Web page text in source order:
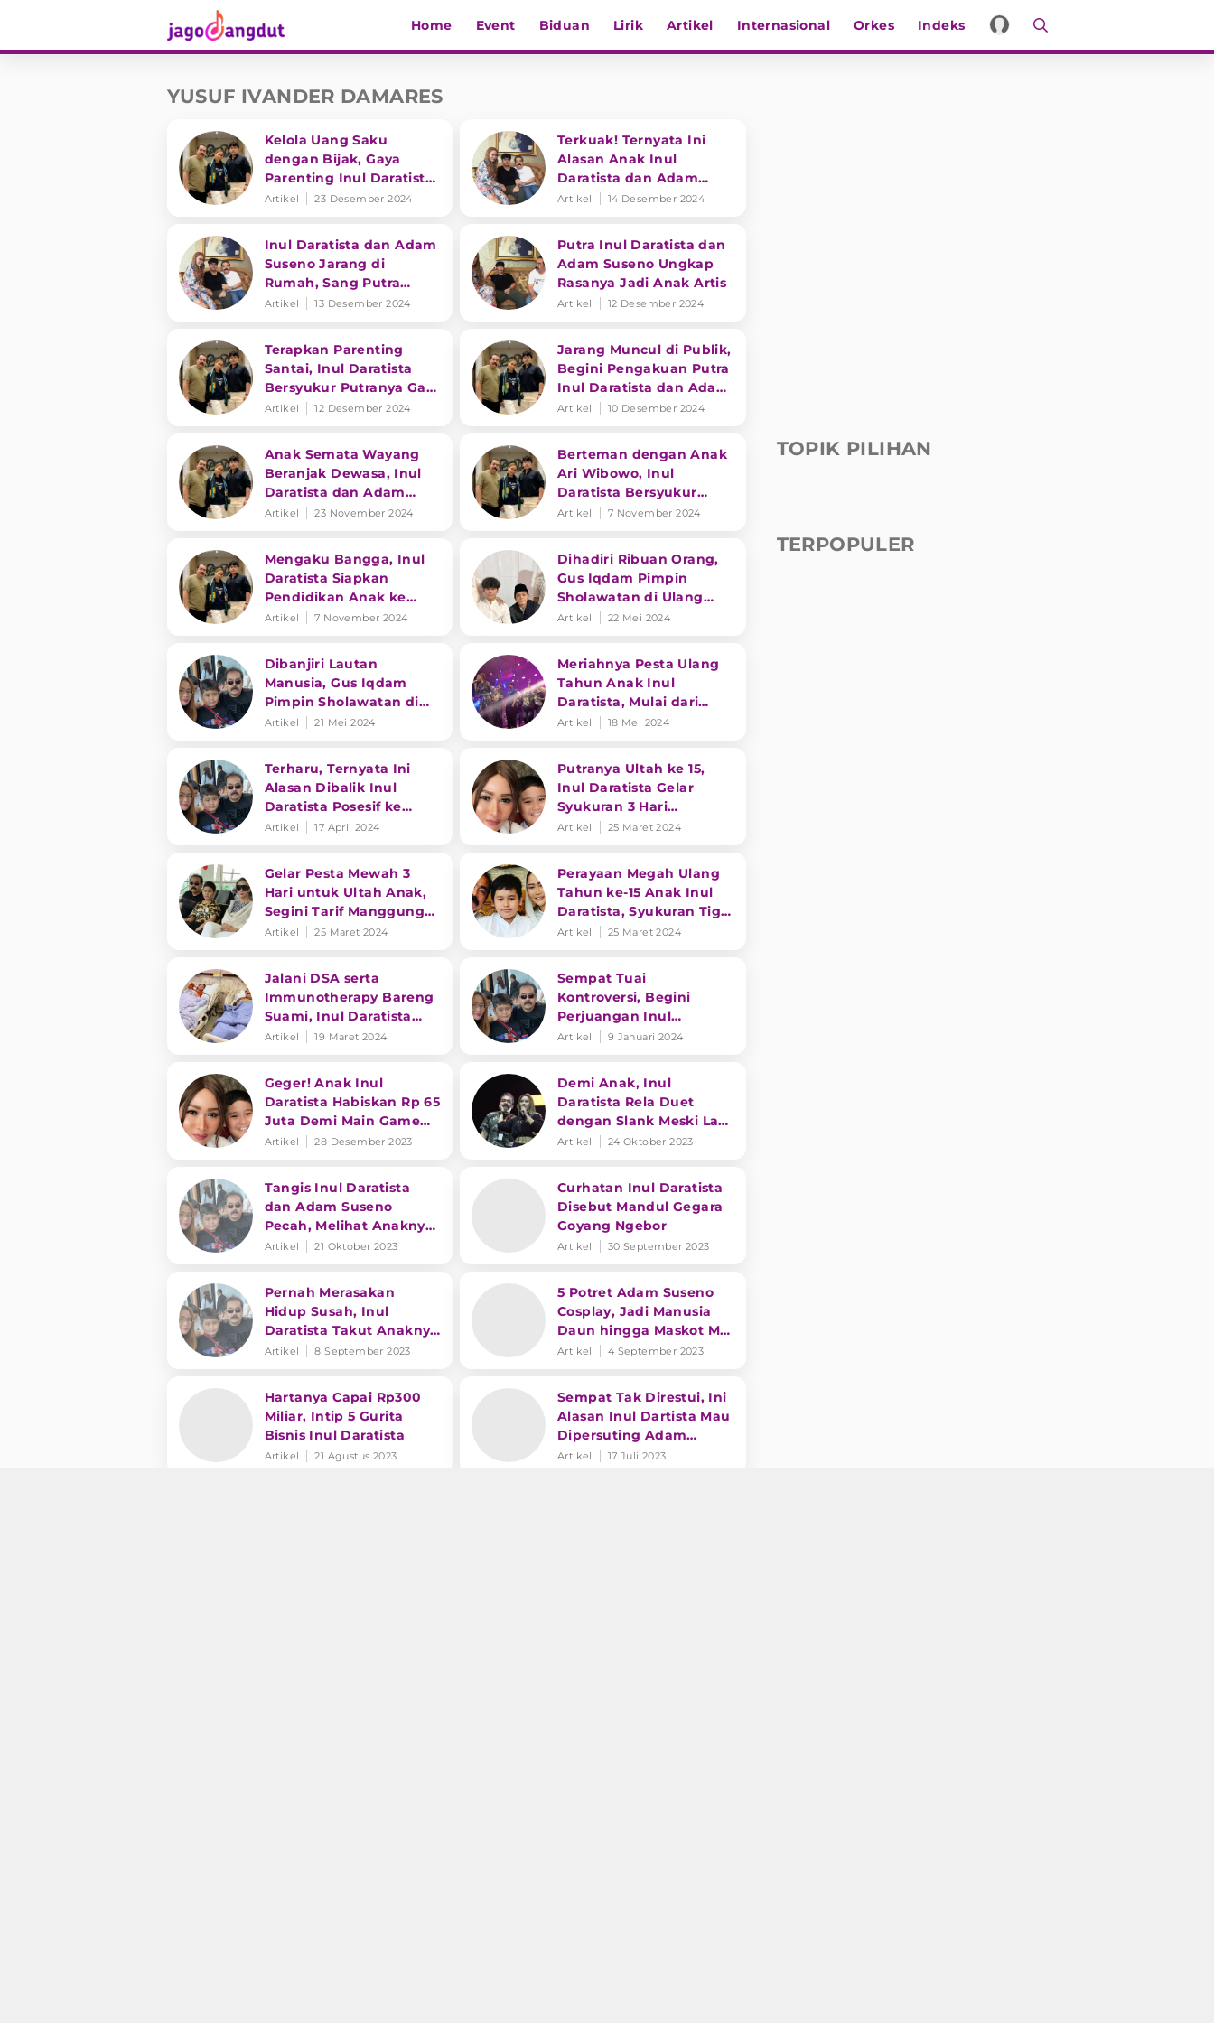
Home Event Biduan Lirik Artikel Internasional Orkes Indeks
YUSUF IVANDER DAMARES
Kelola Uang Saku
dengan Bijak, Gaya
Parenting Inul Daratista
Jadi Sorotan Netizen
Artikel 23 Desember 2024
Terkuak! Ternyata Ini
Alasan Anak Inul
Daratista dan Adam
Suseno Enggan Tampil
Artikel 14 Desember 2024
Inul Daratista dan Adam
Suseno Jarang di
Rumah, Sang Putra
Ungkap Rasa Kangen
Artikel 13 Desember 2024
Putra Inul Daratista dan
Adam Suseno Ungkap
Rasanya Jadi Anak Artis
Artikel 12 Desember 2024
Terapkan Parenting
Santai, Inul Daratista
Bersyukur Putranya Gak
Neko-neko
Artikel 12 Desember 2024
Jarang Muncul di Publik,
Begini Pengakuan Putra
Inul Daratista dan Adam
Suseno
Artikel 10 Desember 2024
Anak Semata Wayang
Beranjak Dewasa, Inul
Daratista dan Adam
Suseno Takutkan Hal Ini
Artikel 23 November 2024
Berteman dengan Anak
Ari Wibowo, Inul
Daratista Bersyukur
Lingkup Pergaulan
Artikel 7 November 2024
Mengaku Bangga, Inul
Daratista Siapkan
Pendidikan Anak ke
Luar Negeri
Artikel 7 November 2024
Dihadiri Ribuan Orang,
Gus Iqdam Pimpin
Sholawatan di Ulang
Tahun Putra Inul
Artikel 22 Mei 2024
Dibanjiri Lautan
Manusia, Gus Iqdam
Pimpin Sholawatan di
Acara Ulang Tahun Anak
Artikel 21 Mei 2024
Meriahnya Pesta Ulang
Tahun Anak Inul
Daratista, Mulai dari
Hiburan Hingga Gelar
Artikel 18 Mei 2024
Terharu, Ternyata Ini
Alasan Dibalik Inul
Daratista Posesif ke
Anak
Artikel 17 April 2024
Putranya Ultah ke 15,
Inul Daratista Gelar
Syukuran 3 Hari
Berturut-turut
Artikel 25 Maret 2024
Gelar Pesta Mewah 3
Hari untuk Ultah Anak,
Segini Tarif Manggung
Inul Daratista
Artikel 25 Maret 2024
Perayaan Megah Ulang
Tahun ke-15 Anak Inul
Daratista, Syukuran Tiga
Hari Penuh Kemeriahan
Artikel 25 Maret 2024
Jalani DSA serta
Immunotherapy Bareng
Suami, Inul Daratista
Ingin Temani Putranya
Artikel 19 Maret 2024
Sempat Tuai
Kontroversi, Begini
Perjuangan Inul
Daratista Untuk Punya
Artikel 9 Januari 2024
Geger! Anak Inul
Daratista Habiskan Rp 65
Juta Demi Main Game
Online, Begini
Artikel 28 Desember 2023
Demi Anak, Inul
Daratista Rela Duet
dengan Slank Meski Lagi
Tidak Enak Badan
Artikel 24 Oktober 2023
Tangis Inul Daratista
dan Adam Suseno
Pecah, Melihat Anaknya
Sudah Semakin Besar
Artikel 21 Oktober 2023
Curhatan Inul Daratista
Disebut Mandul Gegara
Goyang Ngebor
Artikel 30 September 2023
Pernah Merasakan
Hidup Susah, Inul
Daratista Takut Anaknya
Jumawa
Artikel 8 September 2023
5 Potret Adam Suseno
Cosplay, Jadi Manusia
Daun hingga Maskot Mie
Instan
Artikel 4 September 2023
Hartanya Capai Rp300
Miliar, Intip 5 Gurita
Bisnis Inul Daratista
Artikel 21 Agustus 2023
Sempat Tak Direstui, Ini
Alasan Inul Dartista Mau
Dipersuting Adam
Suseno yang Terpaut
Artikel 17 Juli 2023
TOPIK PILIHAN
TERPOPULER